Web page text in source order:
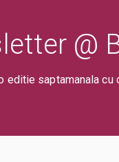
@
editie saptamanala cu